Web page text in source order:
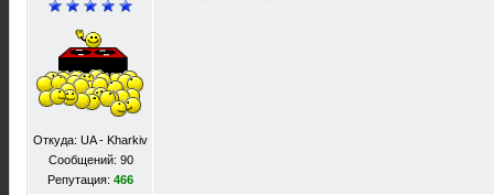
Откуда: UA - Kharkiv
Сообщений: 90
Репутация: 466